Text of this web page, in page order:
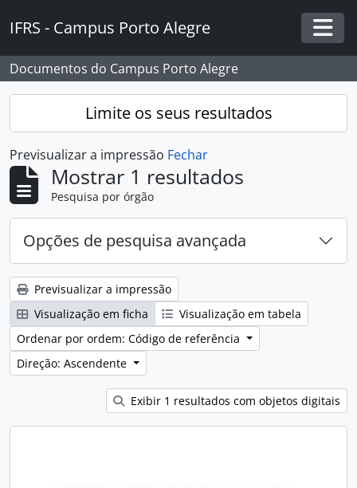
IFRS - Campus Porto Alegre
Documentos do Campus Porto Alegre
Limite os seus resultados
Previsualizar a impressão Fechar
Mostrar 1 resultados
Pesquisa por órgão
Opções de pesquisa avançada
Previsualizar a impressão
Visualização em ficha
Visualização em tabela
Ordenar por ordem: Código de referência
Direção: Ascendente
Exibir 1 resultados com objetos digitais